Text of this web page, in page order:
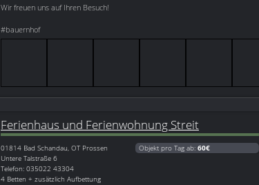
Wir freuen uns auf Ihren Besuch!
#bauernhof
Ferienhaus und Ferienwohnung Streit
01814 Bad Schandau, OT Prossen
Untere Talstraße 6
Telefon: 035022 43304
4 Betten + zusätzlich Aufbettung
Objekt pro Tag ab: 60€